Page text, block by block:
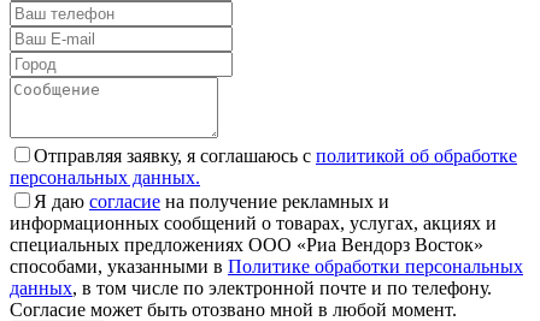
Отправляя заявку, я соглашаюсь с политикой об обработке
персональных данных.
Я даю согласие на получение рекламных и
информационных сообщений о товарах, услугах, акциях и
специальных предложениях ООО «Риа Вендорз Восток»
способами, указанными в Политике обработки персональных
данных, в том числе по электронной почте и по телефону.
Согласие может быть отозвано мной в любой момент.